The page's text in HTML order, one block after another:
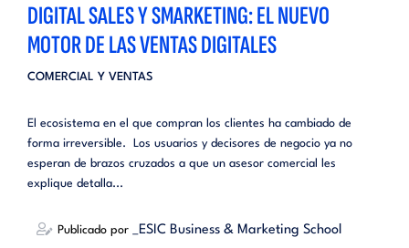
DIGITAL SALES Y SMARKETING: EL NUEVO
MOTOR DE LAS VENTAS DIGITALES
COMERCIAL Y VENTAS
El ecosistema en el que compran los clientes ha cambiado de
forma irreversible. Los usuarios y decisores de negocio ya no
esperan de brazos cruzados a que un asesor comercial les
explique detalla...
Publicado por _ESIC Business & Marketing School